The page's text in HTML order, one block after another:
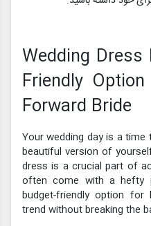
Wedding
Friendly
Forward Bride
Your wedding day is a
beautiful version of
dress is a crucial part of
often come with a hefty
budget-friendly option
trend without breaking the